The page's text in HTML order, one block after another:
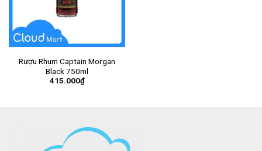
Rượu Rhum Captain Morgan
Black 750ml
415.000₫